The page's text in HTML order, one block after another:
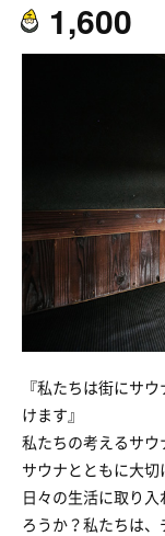
1,600
『私たちは街にサ
けます』
私たちの考えるサ
サウナとともに大
日々の生活に取り
ろうか？私たちは、